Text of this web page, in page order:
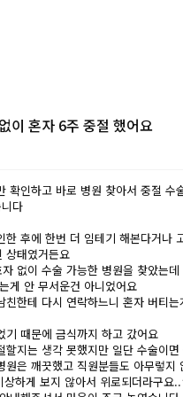
이 혼자 6주 중절 했어요
확인하고 바로 병원 찾아서 중절 수
다
한 후에 한번 더 임테기 해본다거나
상태였거든요
없이 수술 가능한 병원을 찾았는
게 안 무서운건 아니었어요
친한테 다시 연락하느니 혼자 버티
기 때문에 금식까지 하고 갔어요
할지는 생각 못했지만 일단 수술이
원은 깨끗했고 직원분들도 아무렇
하게 보지 않아서 위로되더라구요..